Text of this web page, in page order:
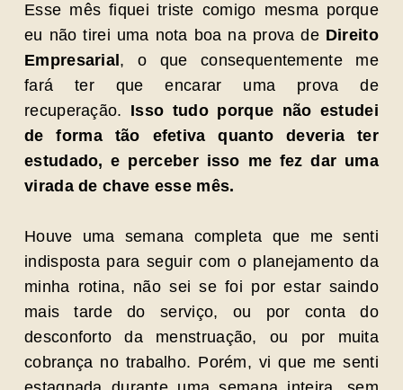
Esse mês fiquei triste comigo mesma porque
eu não tirei uma nota boa na prova de Direito
Empresarial , o que consequentemente me
fará ter que encarar uma prova de
recuperação. Isso tudo porque não estudei
de forma tão efetiva quanto deveria ter
estudado, e perceber isso me fez dar uma
virada de chave esse mês.
Houve uma semana completa que me senti
indisposta para seguir com o planejamento da
minha rotina, não sei se foi por estar saindo
mais tarde do serviço, ou por conta do
desconforto da menstruação, ou por muita
cobrança no trabalho. Porém, vi que me senti